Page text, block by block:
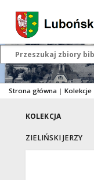
Strona główna | Kolekcje
KOLEKCJA
ZIELIŃSKI JERZY